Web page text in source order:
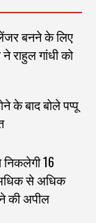
बनने के लिए
राहुल गांधी को
के बाद बोले पप्पू
निकलेगी 16
से अधिक
की अपील